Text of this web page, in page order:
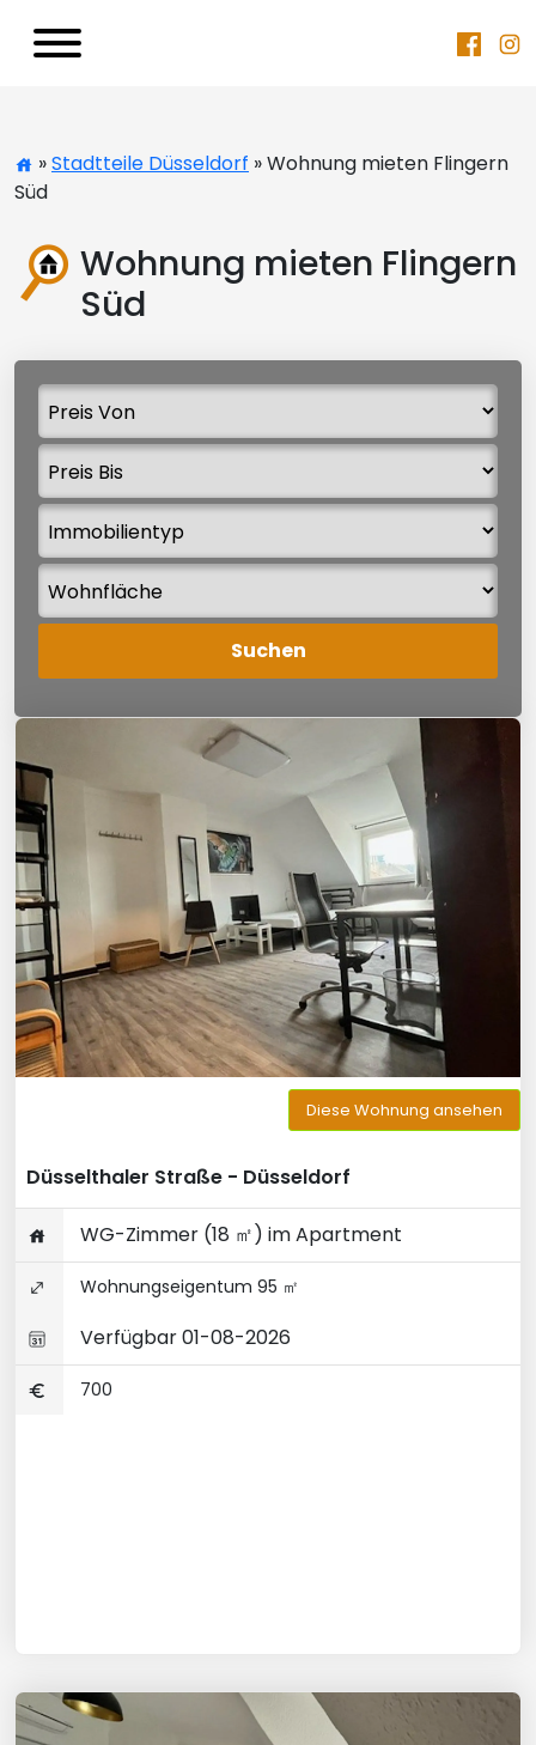
»Stadtteile Düsseldorf » Wohnung mieten Flingern
Süd
Wohnung mieten Flingern
Süd
Diese Wohnung ansehen
Düsselthaler Straße - Düsseldorf
WG-Zimmer (18 ㎡) im Apartment
Wohnungseigentum 95 ㎡
Verfügbar 01-08-2026
700